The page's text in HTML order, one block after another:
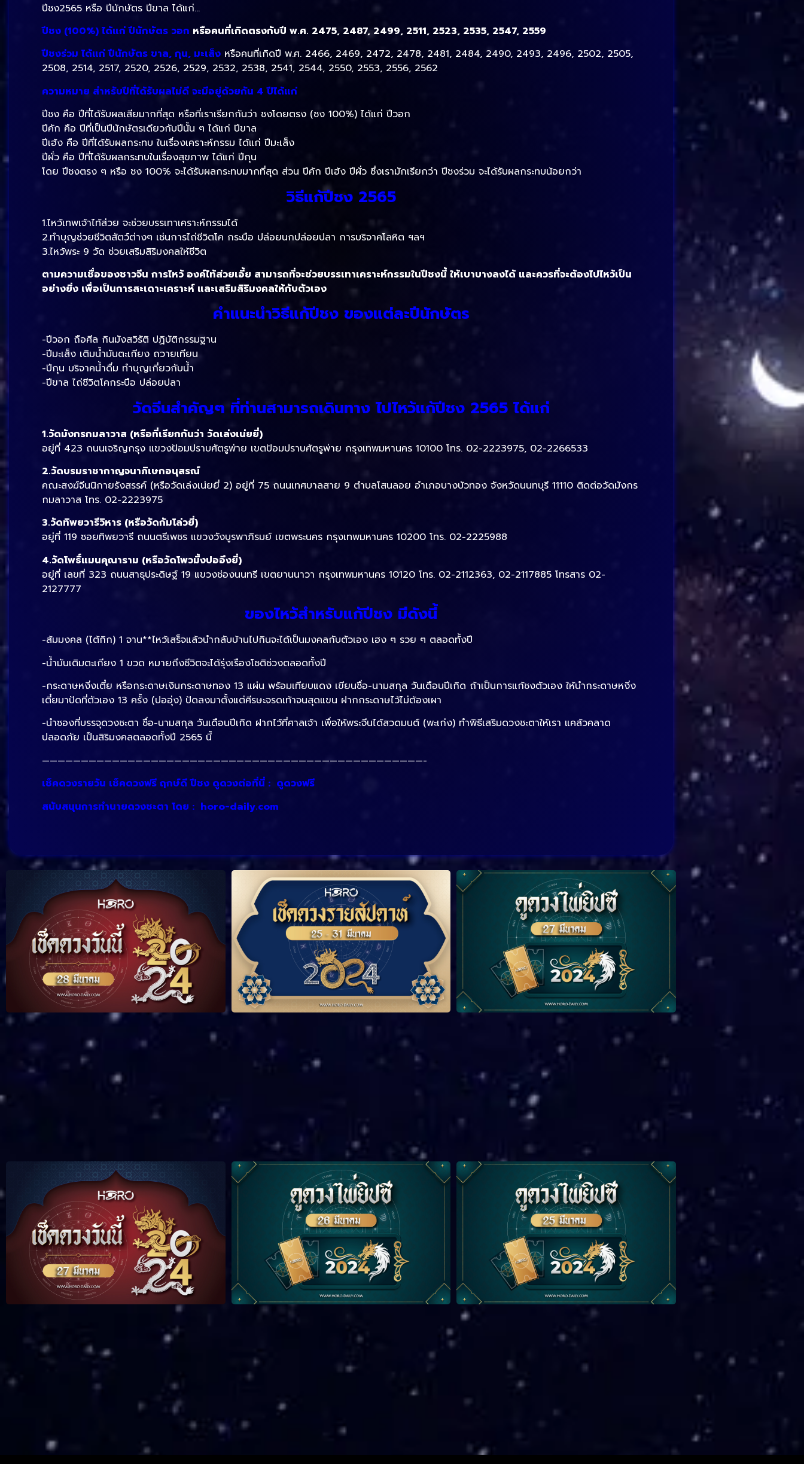
ปีชง2565 หรือ ปีนักษัตร ปีขาล ได้แก่…
ปีชง (100%) ได้แก่ ปีนักษัตร วอก หรือคนที่เกิดตรงกับปี พ.ศ. 2475, 2487, 2499, 2511, 2523, 2535, 2547, 2559
ปีชงร่วม ได้แก่ ปีนักษัตร ขาล, กุน, มะเส็ง หรือคนที่เกิดปี พ.ศ. 2466, 2469, 2472, 2478, 2481, 2484, 2490, 2493, 2496, 2502, 2505,
2508, 2514, 2517, 2520, 2526, 2529, 2532, 2538, 2541, 2544, 2550, 2553, 2556, 2562
ความหมาย สำหรับปีที่ได้รับผลไม่ดี จะมีอยู่ด้วยกัน 4 ปีได้แก่
ปีชง คือ ปีที่ได้รับผลเสียมากที่สุด หรือที่เราเรียกกันว่า ชงโดยตรง (ชง 100%) ได้แก่ ปีวอก
ปีคัก คือ ปีที่เป็นปีนักษัตรเดียวกับปีนั้น ๆ ได้แก่ ปีขาล
ปีเฮ้ง คือ ปีที่ได้รับผลกระทบ ในเรื่องเคราะห์กรรม ได้แก่ ปีมะเส็ง
ปีผั่ว คือ ปีที่ได้รับผลกระทบในเรื่องสุขภาพ ได้แก่ ปีกุน
โดย ปีชงตรง ๆ หรือ ชง 100% จะได้รับผลกระทบมากที่สุด ส่วน ปีคัก ปีเฮ้ง ปีผั่ว ซึ่งเรามักเรียกว่า ปีชงร่วม จะได้รับผลกระทบน้อยกว่า
วิธีแก้ปีชง 2565
1.ไหว้เทพเจ้าไท้ส่วย จะช่วยบรรเทาเคราะห์กรรมได้
2.ทำบุญช่วยชีวิตสัตว์ต่างๆ เช่นการไถ่ชีวิตโค กระบือ ปล่อยนกปล่อยปลา การบริจาคโลหิต ฯลฯ
3.ไหว้พระ 9 วัด ช่วยเสริมสิริมงคลให้ชีวิต
ตามความเชื่อของชาวจีน การไหว้ องค์ไท้ส่วยเอี้ย สามารถที่จะช่วยบรรเทาเคราะห์กรรมในปีชงนี้ ให้เบาบางลงได้ และควรที่จะต้องไปไหว้เป็น
อย่างยิ่ง เพื่อเป็นการสะเดาะเคราะห์ และเสริมสิริมงคลให้กับตัวเอง
คำแนะนำวิธีแก้ปีชง ของแต่ละปีนักษัตร
-ปีวอก ถือศีล กินมังสวิรัติ ปฏิบัติกรรมฐาน
-ปีมะเส็ง เติมน้ำมันตะเกียง ถวายเทียน
-ปีกุน บริจาคน้ำดื่ม ทำบุญเกี่ยวกับน้ำ
-ปีขาล ไถ่ชีวิตโคกระบือ ปล่อยปลา
วัดจีนสำคัญๆ ที่ท่านสามารถเดินทาง ไปไหว้แก้ปีชง 2565 ได้แก่
1.วัดมังกรกมลาวาส (หรือที่เรียกกันว่า วัดเล่งเน่ยยี่)
อยู่ที่ 423 ถนนเจริญกรุง แขวงป้อมปราบศัตรูพ่าย เขตป้อมปราบศัตรูพ่าย กรุงเทพมหานคร 10100 โทร. 02-2223975, 02-2266533
2.วัดบรมราชากาญจนาภิเษกอนุสรณ์
คณะสงฆ์จีนนิกายรังสรรค์ (หรือวัดเล่งเน่ยยี่ 2) อยู่ที่ 75 ถนนเทศบาลสาย 9 ตำบลโสนลอย อำเภอบางบัวทอง จังหวัดนนทบุรี 11110 ติดต่อวัดมังกร
กมลาวาส โทร. 02-2223975
3.วัดทิพยวารีวิหาร (หรือวัดกัมโล่วยี่)
อยู่ที่ 119 ซอยทิพยวารี ถนนตรีเพชร แขวงวังบูรพาภิรมย์ เขตพระนคร กรุงเทพมหานคร 10200 โทร. 02-2225988
4.วัดโพธิ์แมนคุณาราม (หรือวัดโพวมิ้งปออึงยี่)
อยู่ที่ เลขที่ 323 ถนนสาธุประดิษฐ์ 19 แขวงช่องนนทรี เขตยานนาวา กรุงเทพมหานคร 10120 โทร. 02-2112363, 02-2117885 โทรสาร 02-
2127777
ของไหว้สำหรับแก้ปีชง มีดังนี้
-ส้มมงคล (ไต้กิก) 1 จาน**ไหว้เสร็จแล้วนำกลับบ้านไปกินจะได้เป็นมงคลกับตัวเอง เฮง ๆ รวย ๆ ตลอดทั้งปี
-น้ำมันเติมตะเกียง 1 ขวด หมายถึงชีวิตจะได้รุ่งเรืองโชติช่วงตลอดทั้งปี
-กระดาษหงิ่งเตี๋ย หรือกระดาษเงินกระดาษทอง 13 แผ่น พร้อมเทียบแดง เขียนชื่อ-นามสกุล วันเดือนปีเกิด ถ้าเป็นการแก้ชงตัวเอง ให้นำกระดาษหงิ่ง
เตี๋ยมาปัดที่ตัวเอง 13 ครั้ง (ปออุ่ง) ปัดลงมาตั้งแต่ศีรษะจรดเท้าจนสุดแขน ฝากกระดาษไว้ไม่ต้องเผา
-นำซองที่บรรจุดวงชะตา ชื่อ-นามสกุล วันเดือนปีเกิด ฝากไว้ที่ศาลเจ้า เพื่อให้พระจีนได้สวดมนต์ (พะเก่ง) ทำพิธีเสริมดวงชะตาให้เรา แคล้วคลาด
ปลอดภัย เป็นสิริมงคลตลอดทั้งปี 2565 นี้
—————————————————————————————————————————————————-
เช็คดวงรายวัน เช็คดวงฟรี ฤกษ์ดี ปีชง ดูดวงต่อที่นี่ : ดูดวงฟรี
สนับสนุนการทำนายดวงชะตา โดย : horo-daily.com